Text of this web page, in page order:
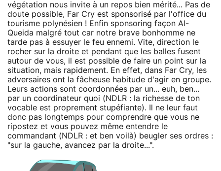
végétation nous invite à un repos bien mérité... Pas de
doute possible, Far Cry est sponsorisé par l'office du
tourisme polynésien ! Enfin sponsoring façon Al-
Queida malgré tout car notre brave bonhomme ne
tarde pas à essuyer le feu ennemi. Vite, direction le
rocher sur la droite et pendant que les balles fusent
autour de vous, il est possible de faire un point sur la
situation, mais rapidement. En effet, dans Far Cry, les
adversaires ont la fâcheuse habitude d'agir en groupe.
Leurs actions sont coordonnées par un... euh, ben...
par un coordinateur quoi (NDLR : la richesse de ton
vocable est proprement stupéfiante). Il ne leur faut
donc pas longtemps pour comprendre que vous ne
ripostez et vous pouvez même entendre le
commandant (NDLR : et ben voilà) beugler ses ordres :
"sur la gauche, avancez par la droite...".